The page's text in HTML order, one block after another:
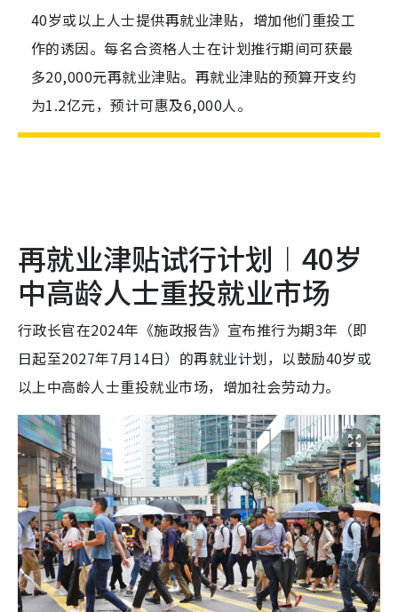
40岁或以上人士提供再就业津贴，增加他们重投工
作的诱因。每名合资格人士在计划推行期间可获最
多20,000元再就业津贴。再就业津贴的预算开支约
为1.2亿元，预计可惠及6,000人。
再就业津贴试行计划︱40岁
中高龄人士重投就业市场
行政长官在2024年《施政报告》宣布推行为期3年（即
日起至2027年7月14日）的再就业计划，以鼓励40岁或
以上中高龄人士重投就业市场，增加社会劳动力。